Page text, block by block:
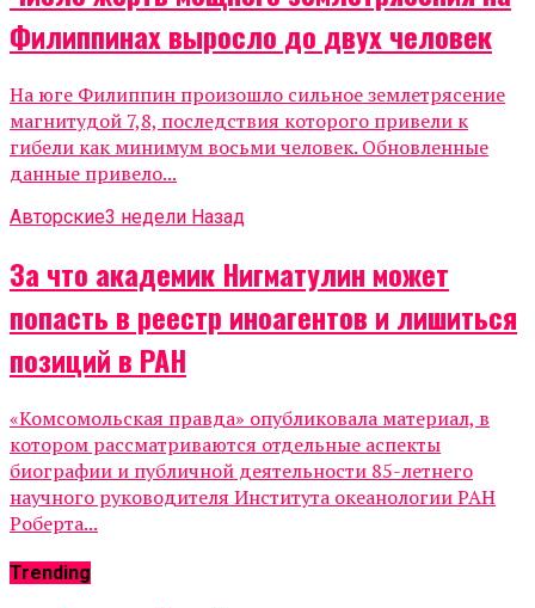
Филиппинах выросло до двух человек
На юге Филиппин произошло сильное землетрясение
магнитудой 7,8, последствия которого привели к
гибели как минимум восьми человек. Обновленные
данные привело...
Авторские3 недели Назад
За что академик Нигматулин может
попасть в реестр иноагентов и лишиться
позиций в РАН
«Комсомольская правда» опубликовала материал, в
котором рассматриваются отдельные аспекты
биографии и публичной деятельности 85-летнего
научного руководителя Института океанологии РАН
Роберта...
Trending